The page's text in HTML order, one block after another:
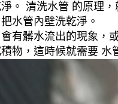
。 清洗水管 的原理
水管內壁洗乾淨。
有髒水流出的現象
物，這時候就需要 水